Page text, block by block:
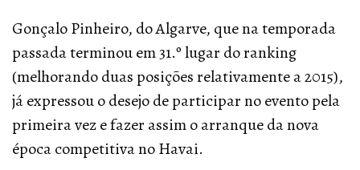
Gonçalo Pinheiro, do Algarve, que na temporada
passada terminou em 31.º lugar do ranking
(melhorando duas posições relativamente a 2015),
já expressou o desejo de participar no evento pela
primeira vez e fazer assim o arranque da nova
época competitiva no Havai.